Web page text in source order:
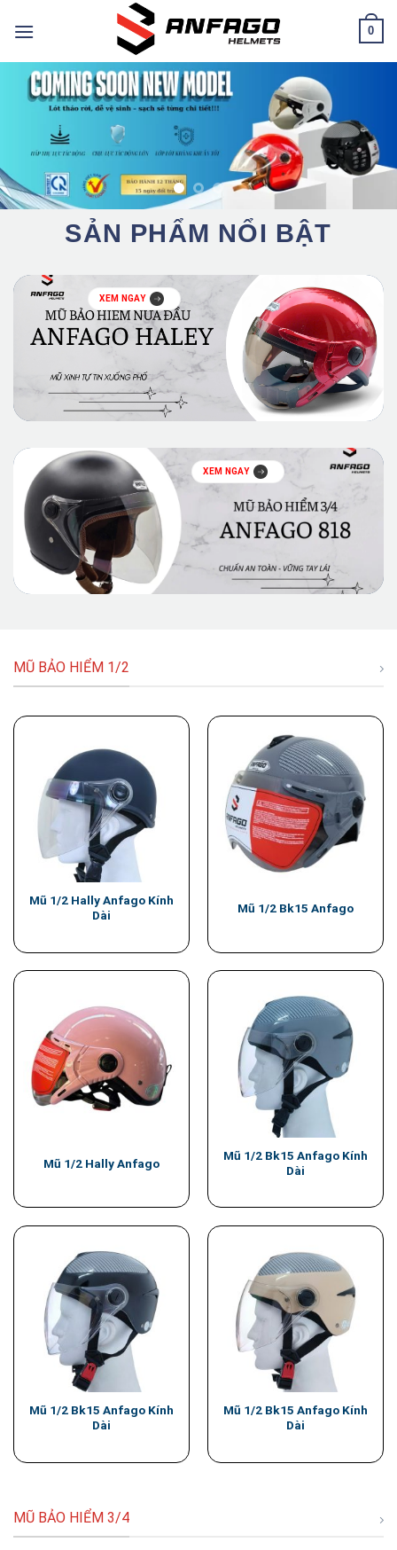
đến
dung
0
SẢN PHẨM NỔI BẬT
XEM NGAY
XEM NGAY
MŨ BẢO HIỂM 1/2
Mũ 1/2 Hally Anfago Kính
Dài
Mũ 1/2 Bk15 Anfago
Mũ 1/2 Hally Anfago
Mũ 1/2 Bk15 Anfago Kính
Dài
Mũ 1/2 Bk15 Anfago Kính
Dài
Mũ 1/2 Bk15 Anfago Kính
Dài
MŨ BẢO HIỂM 3/4